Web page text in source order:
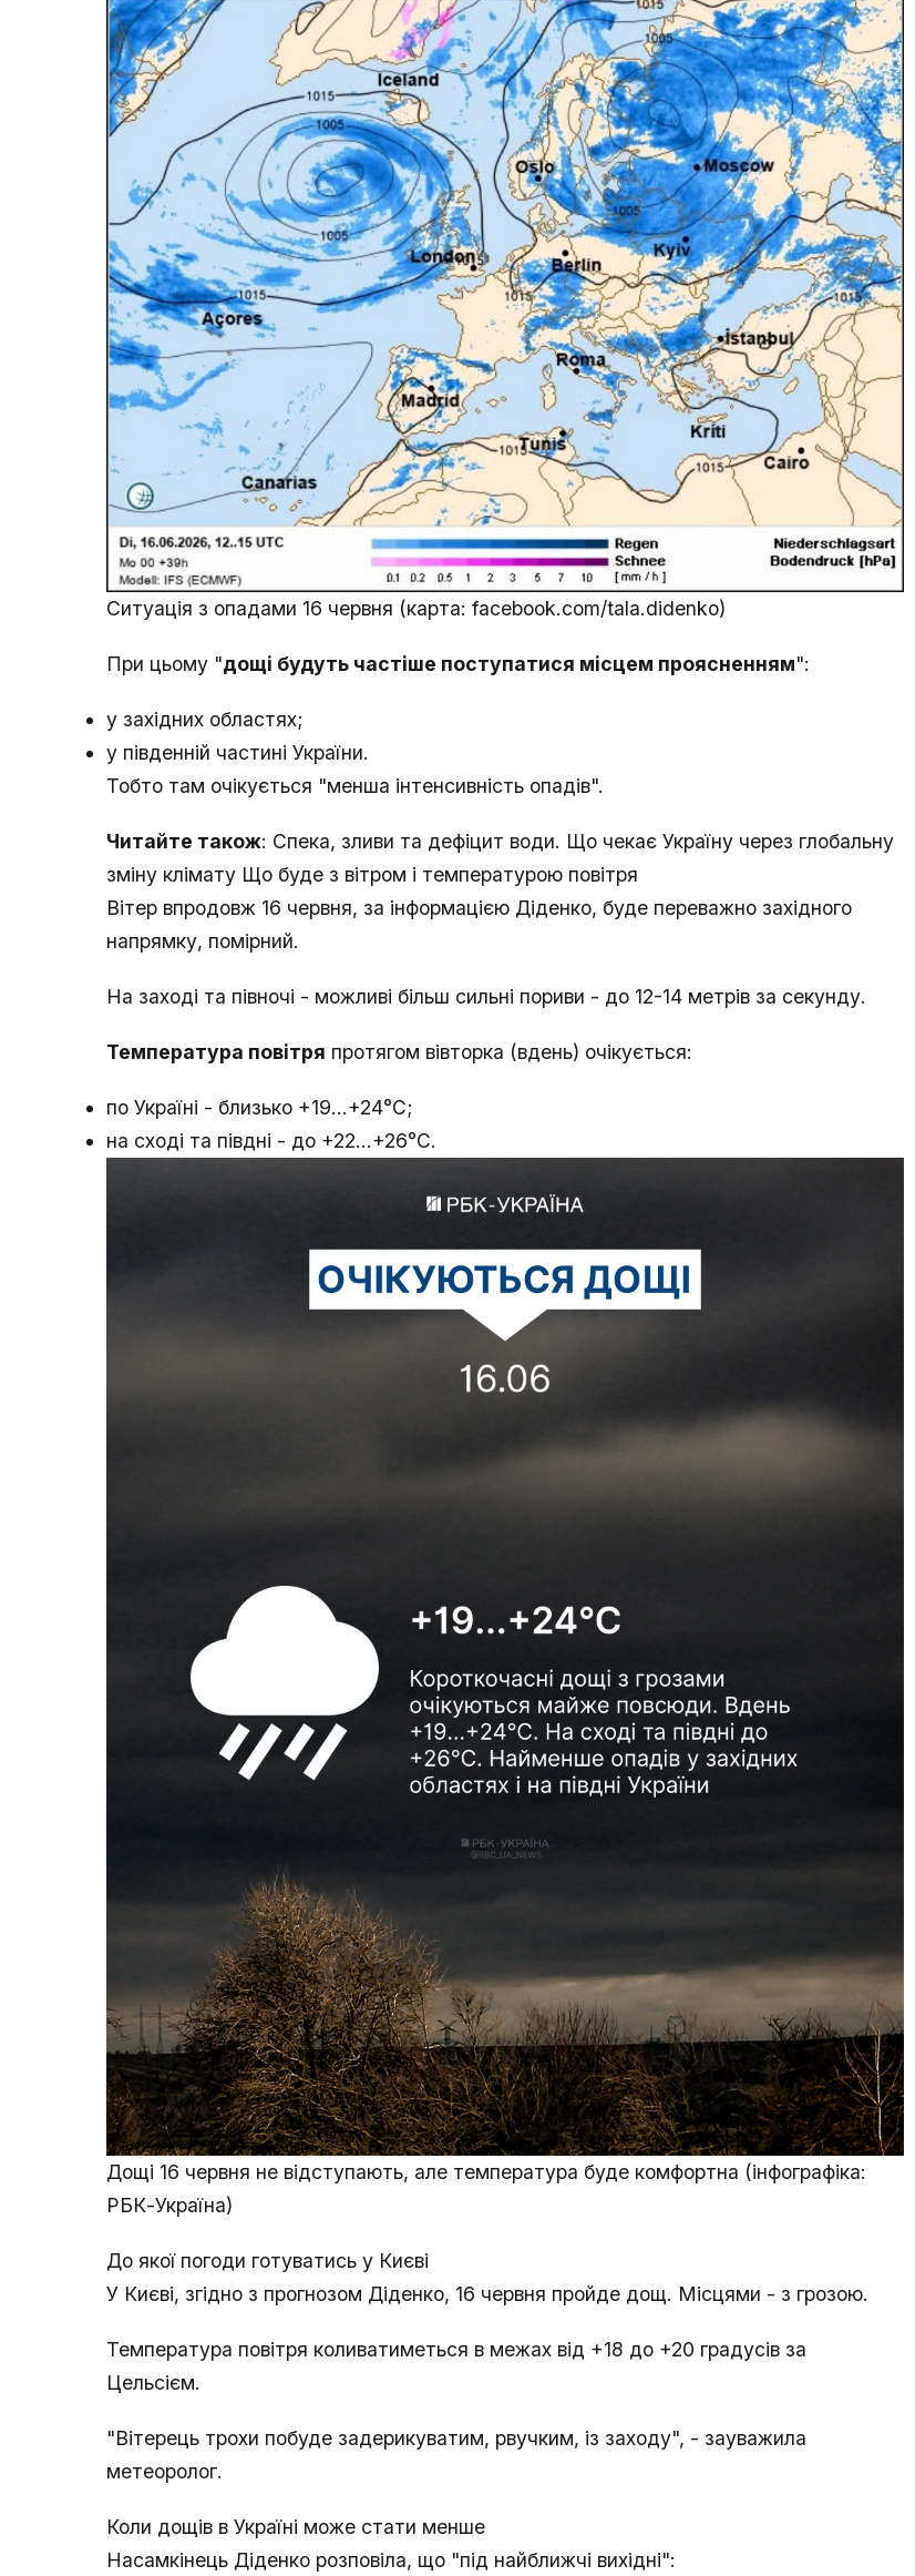
Ситуація з опадами 16 червня (карта: facebook.com/tala.didenko)
При цьому "дощі будуть частіше поступатися місцем проясненням":
у західних областях;
у південній частині України.
Тобто там очікується "менша інтенсивність опадів".
Читайте також: Спека, зливи та дефіцит води. Що чекає Україну через глобальну
зміну клімату Що буде з вітром і температурою повітря
Вітер впродовж 16 червня, за інформацією Діденко, буде переважно західного
напрямку, помірний.
На заході та півночі - можливі більш сильні пориви - до 12-14 метрів за секунду.
Температура повітря протягом вівторка (вдень) очікується:
по Україні - близько +19...+24°С;
на сході та півдні - до +22...+26°С.
Дощі 16 червня не відступають, але температура буде комфортна (інфографіка:
РБК-Україна)
До якої погоди готуватись у Києві
У Києві, згідно з прогнозом Діденко, 16 червня пройде дощ. Місцями - з грозою.
Температура повітря коливатиметься в межах від +18 до +20 градусів за
Цельсієм.
"Вітерець трохи побуде задерикуватим, рвучким, із заходу", - зауважила
метеоролог.
Коли дощів в Україні може стати менше
Насамкінець Діденко розповіла, що "під найближчі вихідні":